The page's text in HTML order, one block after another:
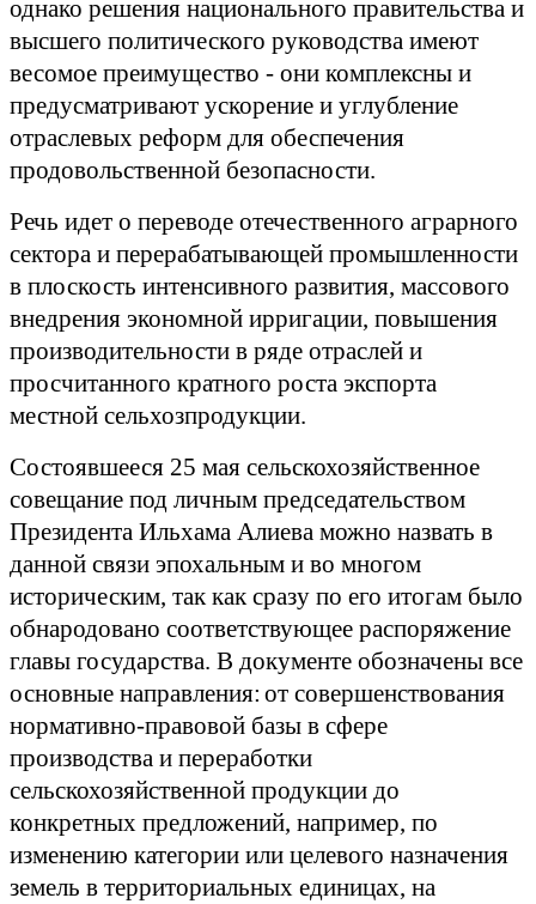
однако решения национального правительства и
высшего политического руководства имеют
весомое преимущество - они комплексны и
предусматривают ускорение и углубление
отраслевых реформ для обеспечения
продовольственной безопасности.
Речь идет о переводе отечественного аграрного
сектора и перерабатывающей промышленности
в плоскость интенсивного развития, массового
внедрения экономной ирригации, повышения
производительности в ряде отраслей и
просчитанного кратного роста экспорта
местной сельхозпродукции.
Состоявшееся 25 мая сельскохозяйственное
совещание под личным председательством
Президента Ильхама Алиева можно назвать в
данной связи эпохальным и во многом
историческим, так как сразу по его итогам было
обнародовано соответствующее распоряжение
главы государства. В документе обозначены все
основные направления: от совершенствования
нормативно-правовой базы в сфере
производства и переработки
сельскохозяйственной продукции до
конкретных предложений, например, по
изменению категории или целевого назначения
земель в территориальных единицах, на